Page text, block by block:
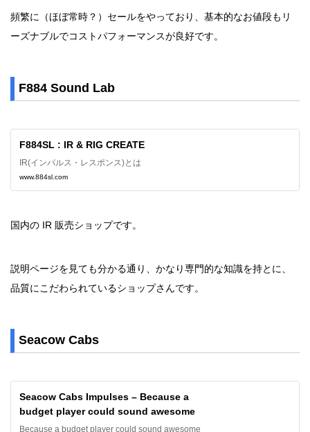
頻繁に（ほぼ常時？）セールをやっており、基本的なお値段もリ
ーズナブルでコストパフォーマンスが良好です。
F884 Sound Lab
F884SL : IR & RIG CREATE
IR(インパルス・レスポンス)とは
www.884sl.com
国内の IR 販売ショップです。
説明ページを見ても分かる通り、かなり専門的な知識を持とに、
品質にこだわられているショップさんです。
Seacow Cabs
Seacow Cabs Impulses – Because a
budget player could sound awesome
Because a budget player could sound awesome